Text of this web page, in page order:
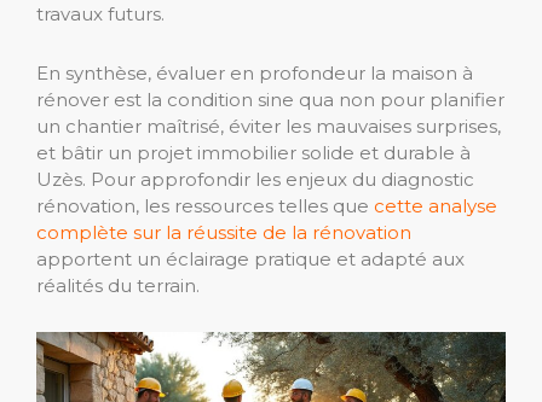
travaux futurs.
En synthèse, évaluer en profondeur la maison à
rénover est la condition sine qua non pour planifier
un chantier maîtrisé, éviter les mauvaises surprises,
et bâtir un projet immobilier solide et durable à
Uzès. Pour approfondir les enjeux du diagnostic
rénovation, les ressources telles que cette analyse
complète sur la réussite de la rénovation
apportent un éclairage pratique et adapté aux
réalités du terrain.